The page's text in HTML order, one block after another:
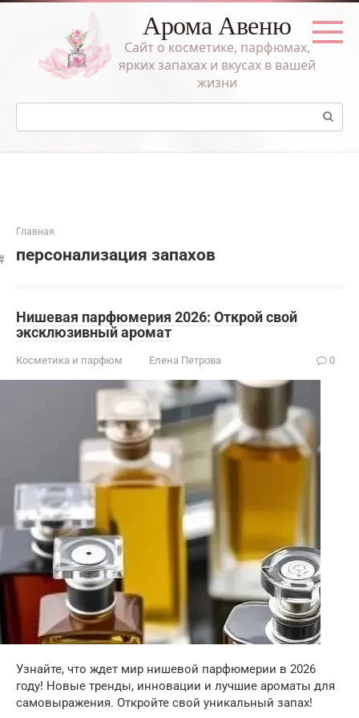
Перейти
Арома Авеню
Сайт о косметике, парфюмах,
ярких запахах и вкусах в вашей
жизни
Поиск:
Главная
персонализация запахов
Нишевая парфюмерия 2026: Открой свой
эксклюзивный аромат
Косметика и парфюм Елена Петрова 0
Узнайте, что ждет мир нишевой парфюмерии в 2026
году! Новые тренды, инновации и лучшие ароматы для
самовыражения. Откройте свой уникальный запах!